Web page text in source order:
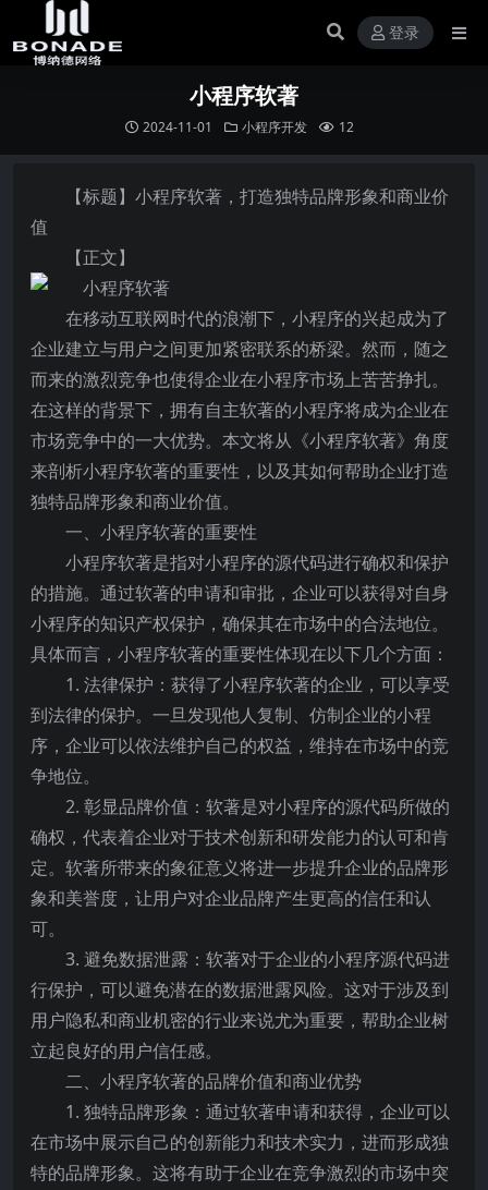
登录
小程序软著
2024-11-01 小程序开发 12
【标题】小程序软著，打造独特品牌形象和商业价
值
【正文】
在移动互联网时代的浪潮下，小程序的兴起成为了
企业建立与用户之间更加紧密联系的桥梁。然而，随之
而来的激烈竞争也使得企业在小程序市场上苦苦挣扎。
在这样的背景下，拥有自主软著的小程序将成为企业在
市场竞争中的一大优势。本文将从《小程序软著》角度
来剖析小程序软著的重要性，以及其如何帮助企业打造
独特品牌形象和商业价值。
一、小程序软著的重要性
小程序软著是指对小程序的源代码进行确权和保护
的措施。通过软著的申请和审批，企业可以获得对自身
小程序的知识产权保护，确保其在市场中的合法地位。
具体而言，小程序软著的重要性体现在以下几个方面：
1. 法律保护：获得了小程序软著的企业，可以享受
到法律的保护。一旦发现他人复制、仿制企业的小程
序，企业可以依法维护自己的权益，维持在市场中的竞
争地位。
2. 彰显品牌价值：软著是对小程序的源代码所做的
确权，代表着企业对于技术创新和研发能力的认可和肯
定。软著所带来的象征意义将进一步提升企业的品牌形
象和美誉度，让用户对企业品牌产生更高的信任和认
可。
3. 避免数据泄露：软著对于企业的小程序源代码进
行保护，可以避免潜在的数据泄露风险。这对于涉及到
用户隐私和商业机密的行业来说尤为重要，帮助企业树
立起良好的用户信任感。
二、小程序软著的品牌价值和商业优势
1. 独特品牌形象：通过软著申请和获得，企业可以
在市场中展示自己的创新能力和技术实力，进而形成独
特的品牌形象。这将有助于企业在竞争激烈的市场中突